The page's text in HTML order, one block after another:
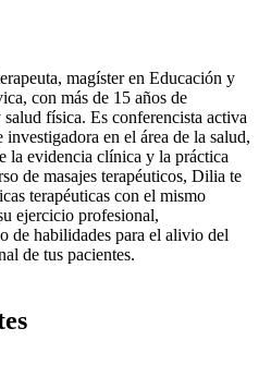
magíster en Educación y
con más de 15 años de
física. Es conferencista activa
en el área de la salud,
la evidencia clínica y la práctica
de masajes terapéuticos, Dilia te
terapéuticas con el mismo
ejercicio profesional,
de habilidades para el alivio del
de tus pacientes.